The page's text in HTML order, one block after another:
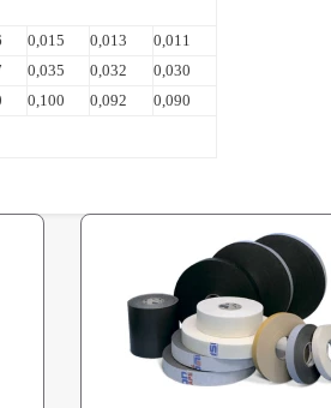
0,015 0,013
0,011
0,035 0,032
0,030
0,100 0,092
0,090